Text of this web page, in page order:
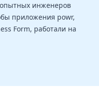
инженеров
приложения powr,
Form, работали на